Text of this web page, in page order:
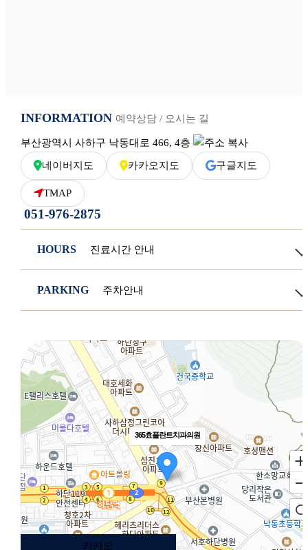
INFORMATION 예약상담 / 오시는 길
부산광역시 사하구 낙동대로 466, 4층
네이버지도 카카오지도 구글지도
TMAP
051-976-2875
HOURS 진료시간 안내
오전 09:30 - 오후 20:30
주
말
점
심
오후 12:30 – 오후 14:00
토요일,일요일은 점심시간 없습니다.
PARKING 주차안내
주차장, 로타리 주차장, 서진 주차장)
카카오
365효플란트치과의원